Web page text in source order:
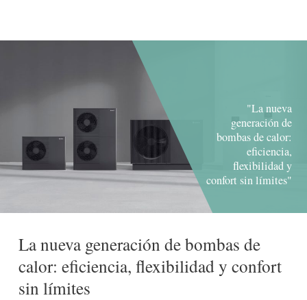
"La nueva
generación de
bombas de calor:
eficiencia,
flexibilidad y
confort sin límites"
La nueva generación de bombas de
calor: eficiencia, flexibilidad y confort
sin límites